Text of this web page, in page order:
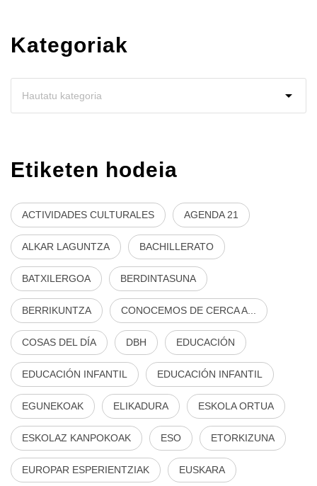
Kategoriak
Etiketen hodeia
ACTIVIDADES CULTURALES AGENDA 21
ALKAR LAGUNTZA BACHILLERATO
BATXILERGOA BERDINTASUNA
BERRIKUNTZA CONOCEMOS DE CERCA A...
COSAS DEL DÍA DBH EDUCACIÓN
EDUCACIÓN INFANTIL EDUCACIÓN INFANTIL
EGUNEKOAK ELIKADURA ESKOLA ORTUA
ESKOLAZ KANPOKOAK ESO ETORKIZUNA
EUROPAR ESPERIENTZIAK EUSKARA